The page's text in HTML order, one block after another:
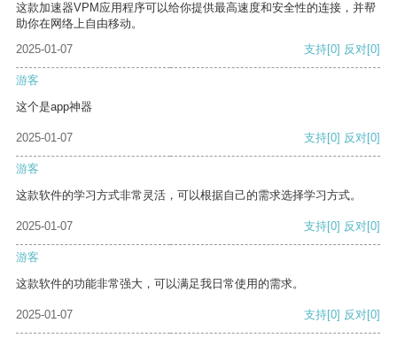
这款加速器VPM应用程序可以给你提供最高速度和安全性的连接，并帮
助你在网络上自由移动。
2025-01-07
支持[0] 反对[0]
游客
这个是app神器
2025-01-07 支持[0] 反对[0]
游客
这款软件的学习方式非常灵活，可以根据自己的需求选择学习方式。
2025-01-07 支持[0] 反对[0]
游客
这款软件的功能非常强大，可以满足我日常使用的需求。
2025-01-07 支持[0] 反对[0]